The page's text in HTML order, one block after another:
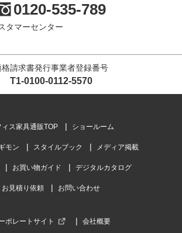
0120-535-789
タマーセンター
格請求書発行事業者登録番号
T1-0100-0112-5570
ィス家具通販TOP ショールーム
モン スタイルブック メディア掲載
お買い物ガイド デジタルカタログ
お見積り依頼 お問い合わせ
ポレートサイト 会社概要